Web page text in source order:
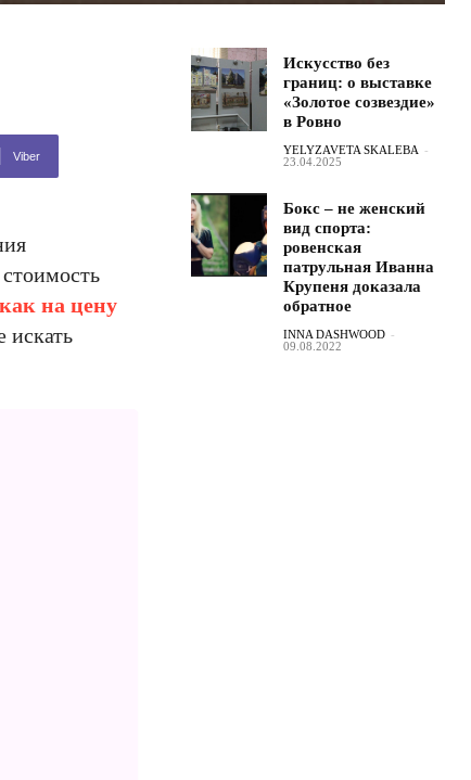
Viber
как на цену
искать
Искусство без
границ: о выставке
«Золотое созвездие»
в Ровно
YELYZAVETA SKALEBA -
23.04.2025
Бокс – не женский
вид спорта:
ровенская
патрульная Иванна
Крупеня доказала
обратное
INNA DASHWOOD -
09.08.2022